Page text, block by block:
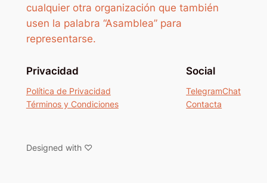
cualquier otra organización que también
usen la palabra “Asamblea” para
representarse.
Privacidad
Política de Privacidad
Términos y Condiciones
Social
TelegramChat
Contacta
Designed with ♡